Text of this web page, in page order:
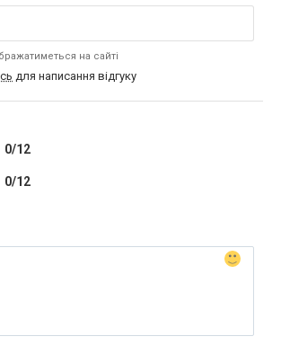
на сайті
для написання відгуку
0/12
0/12